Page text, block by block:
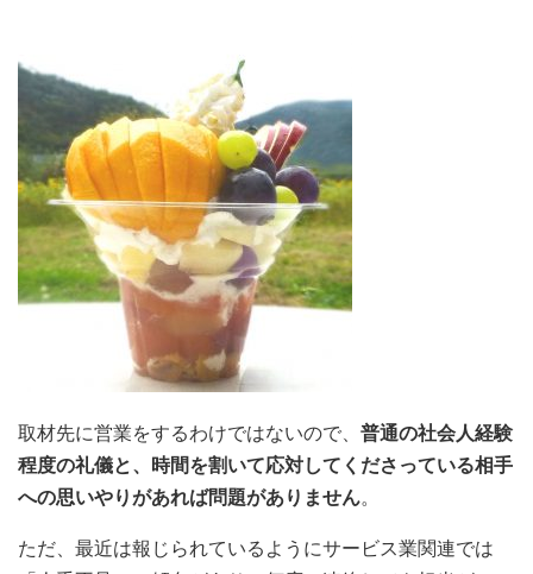
取材先に営業をするわけではないので、 普通の社会人経験
程度の礼儀と、時間を割いて応対してくださっている相手
への思いやりがあれば問題がありません。
ただ、最近は報じられているようにサービス業関連では